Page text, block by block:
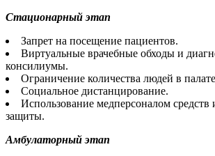
Стационарный этап
Запрет на посещение пациентов.
Виртуальные врачебные обходы и
консилиумы.
Ограничение количества людей в
Социальное дистанцирование.
Использование медперсоналом средств
защиты.
Амбулаторный этап